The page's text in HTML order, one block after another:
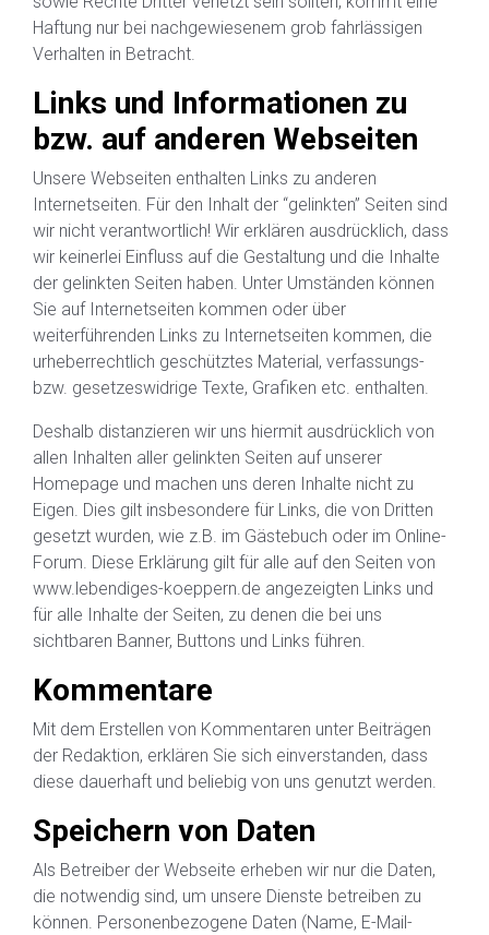
Haftung nur bei nachgewiesenem grob fahrlässigen
Verhalten in Betracht.
Links und Informationen zu
bzw. auf anderen Webseiten
Unsere Webseiten enthalten Links zu anderen
Internetseiten. Für den Inhalt der “gelinkten” Seiten sind
wir nicht verantwortlich! Wir erklären ausdrücklich, dass
wir keinerlei Einfluss auf die Gestaltung und die Inhalte
der gelinkten Seiten haben. Unter Umständen können
Sie auf Internetseiten kommen oder über
weiterführenden Links zu Internetseiten kommen, die
urheberrechtlich geschütztes Material, verfassungs-
bzw. gesetzeswidrige Texte, Grafiken etc. enthalten.
Deshalb distanzieren wir uns hiermit ausdrücklich von
allen Inhalten aller gelinkten Seiten auf unserer
Homepage und machen uns deren Inhalte nicht zu
Eigen. Dies gilt insbesondere für Links, die von Dritten
gesetzt wurden, wie z.B. im Gästebuch oder im Online-
Forum. Diese Erklärung gilt für alle auf den Seiten von
www.lebendiges-koeppern.de angezeigten Links und
für alle Inhalte der Seiten, zu denen die bei uns
sichtbaren Banner, Buttons und Links führen.
Kommentare
Mit dem Erstellen von Kommentaren unter Beiträgen
der Redaktion, erklären Sie sich einverstanden, dass
diese dauerhaft und beliebig von uns genutzt werden.
Speichern von Daten
Als Betreiber der Webseite erheben wir nur die Daten,
die notwendig sind, um unsere Dienste betreiben zu
können. Personenbezogene Daten (Name, E-Mail-